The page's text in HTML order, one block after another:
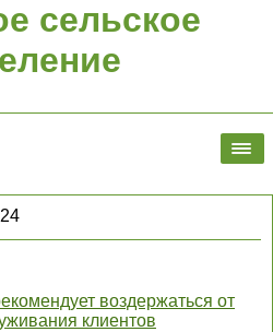
сельское
24
воздержаться от
клиентов